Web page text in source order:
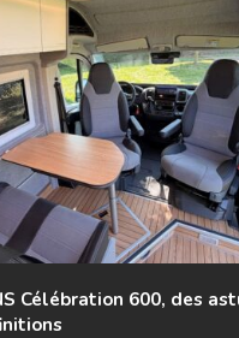
Célébration 600, des